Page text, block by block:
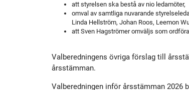
Utmärkelser
Organisation
att styrelsen ska bestå av nio ledamöter,
omval av samtliga nuvarande
Linda Hellström, Johan Roos, Leemon
att Sven Hagströmer omväljs som
Valberedningens övriga förslag till
årsstämman.
Valberedningen inför årsstämman 2026